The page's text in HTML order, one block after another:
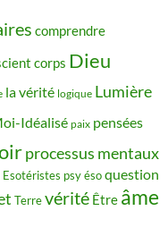
comprendre
corps Dieu
la vérité logique Lumière
Idéalisé paix pensées
processus mentaux
Esotéristes psy ésoquestion
Terrevérité Être âme